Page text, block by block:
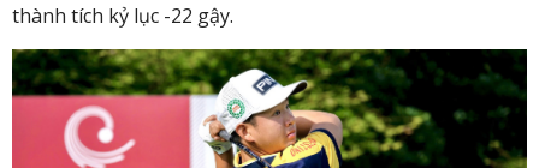
thành tích kỷ lục -22 gậy.